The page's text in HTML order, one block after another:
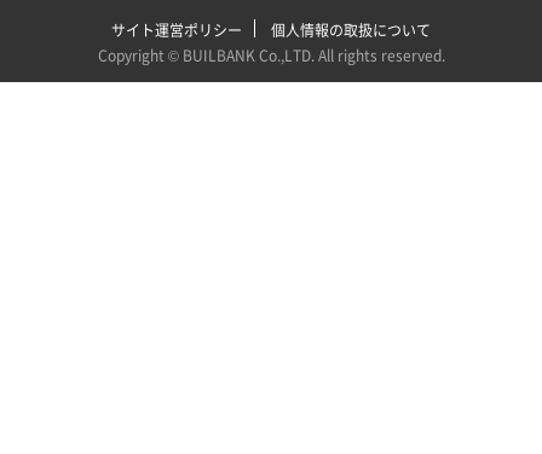
サイト運営ポリシー
個人情報の取扱について
Copyright © BUILBANK Co.,LTD. All rights reserved.